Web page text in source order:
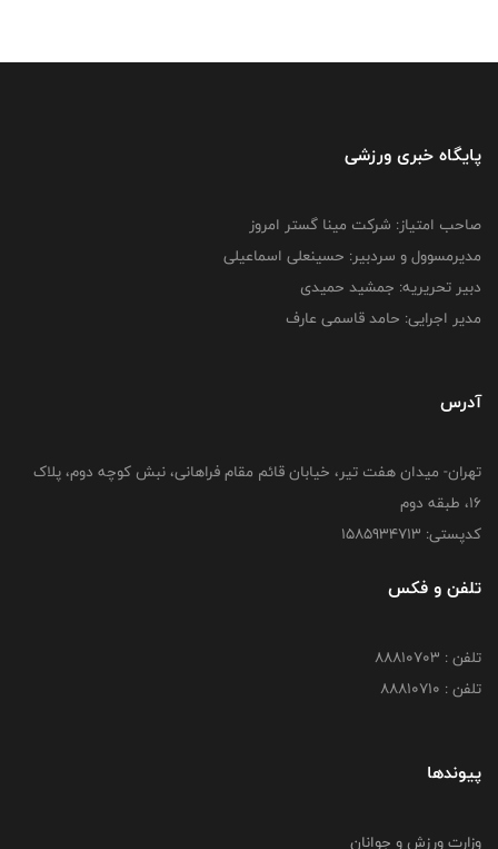
پایگاه خبری ورزشی
صاحب امتیاز: شرکت مینا گستر امروز
مدیرمسوول و سردبیر: حسینعلی اسماعیلی
دبیر تحریریه: جمشید حمیدی
مدیر اجرایی: حامد قاسمی عارف
آدرس
تهران- میدان هفت تیر، خیابان قائم مقام فراهانی، نبش کوچه دوم، پلاک
16، طبقه دوم
کدپستی: 1585934713
تلفن و فکس
تلفن : 88810703
تلفن : 88810710
پیوندها
وزارت ورزش و جوانان